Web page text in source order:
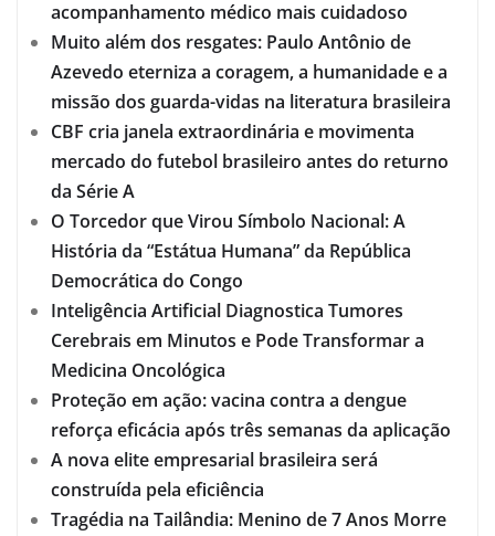
acompanhamento médico mais cuidadoso
Muito além dos resgates: Paulo Antônio de
Azevedo eterniza a coragem, a humanidade e a
missão dos guarda-vidas na literatura brasileira
CBF cria janela extraordinária e movimenta
mercado do futebol brasileiro antes do returno
da Série A
O Torcedor que Virou Símbolo Nacional: A
História da “Estátua Humana” da República
Democrática do Congo
Inteligência Artificial Diagnostica Tumores
Cerebrais em Minutos e Pode Transformar a
Medicina Oncológica
Proteção em ação: vacina contra a dengue
reforça eficácia após três semanas da aplicação
A nova elite empresarial brasileira será
construída pela eficiência
Tragédia na Tailândia: Menino de 7 Anos Morre